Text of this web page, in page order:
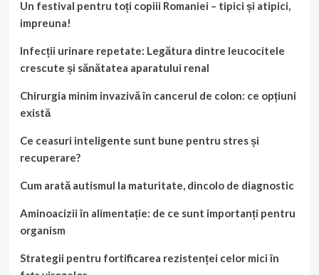
Un festival pentru toți copiii Romaniei – tipici și atipici,
impreuna!
Infecții urinare repetate: Legătura dintre leucocitele
crescute și sănătatea aparatului renal
Chirurgia minim invazivă în cancerul de colon: ce opțiuni
există
Ce ceasuri inteligente sunt bune pentru stres și
recuperare?
Cum arată autismul la maturitate, dincolo de diagnostic
Aminoacizii în alimentație: de ce sunt importanți pentru
organism
Strategii pentru fortificarea rezistenței celor mici în